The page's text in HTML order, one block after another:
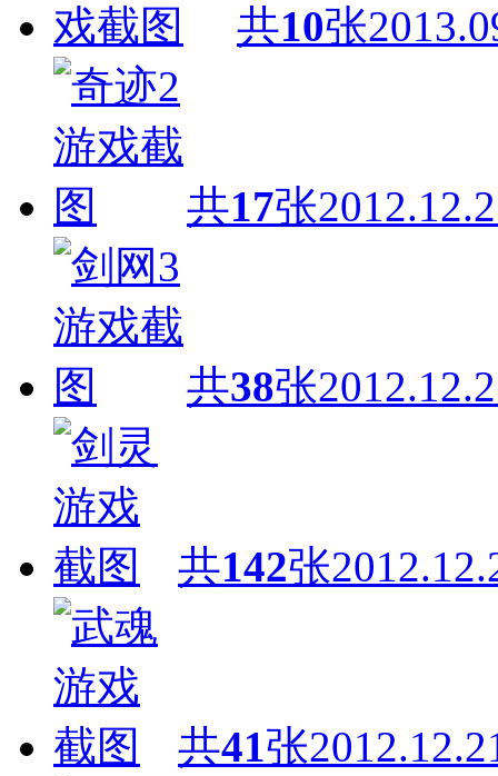
共10张
共17张
共38张
共142张
共41张